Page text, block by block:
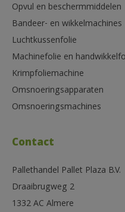
Opvul en beschermmiddelen
Bandeer- en wikkelmachines
Luchtkussenfolie
Machinefolie en
Krimpfoliemachine
Omsnoeringsapparaten
Omsnoeringsmachines
Contact
Pallethandel Pallet Plaza B.V.
Draaibrugweg 2
1332 AC Almere